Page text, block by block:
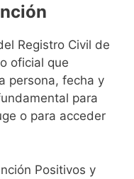
Registro Civil de
oficial que
persona, fecha y
para
o para acceder
Positivos y